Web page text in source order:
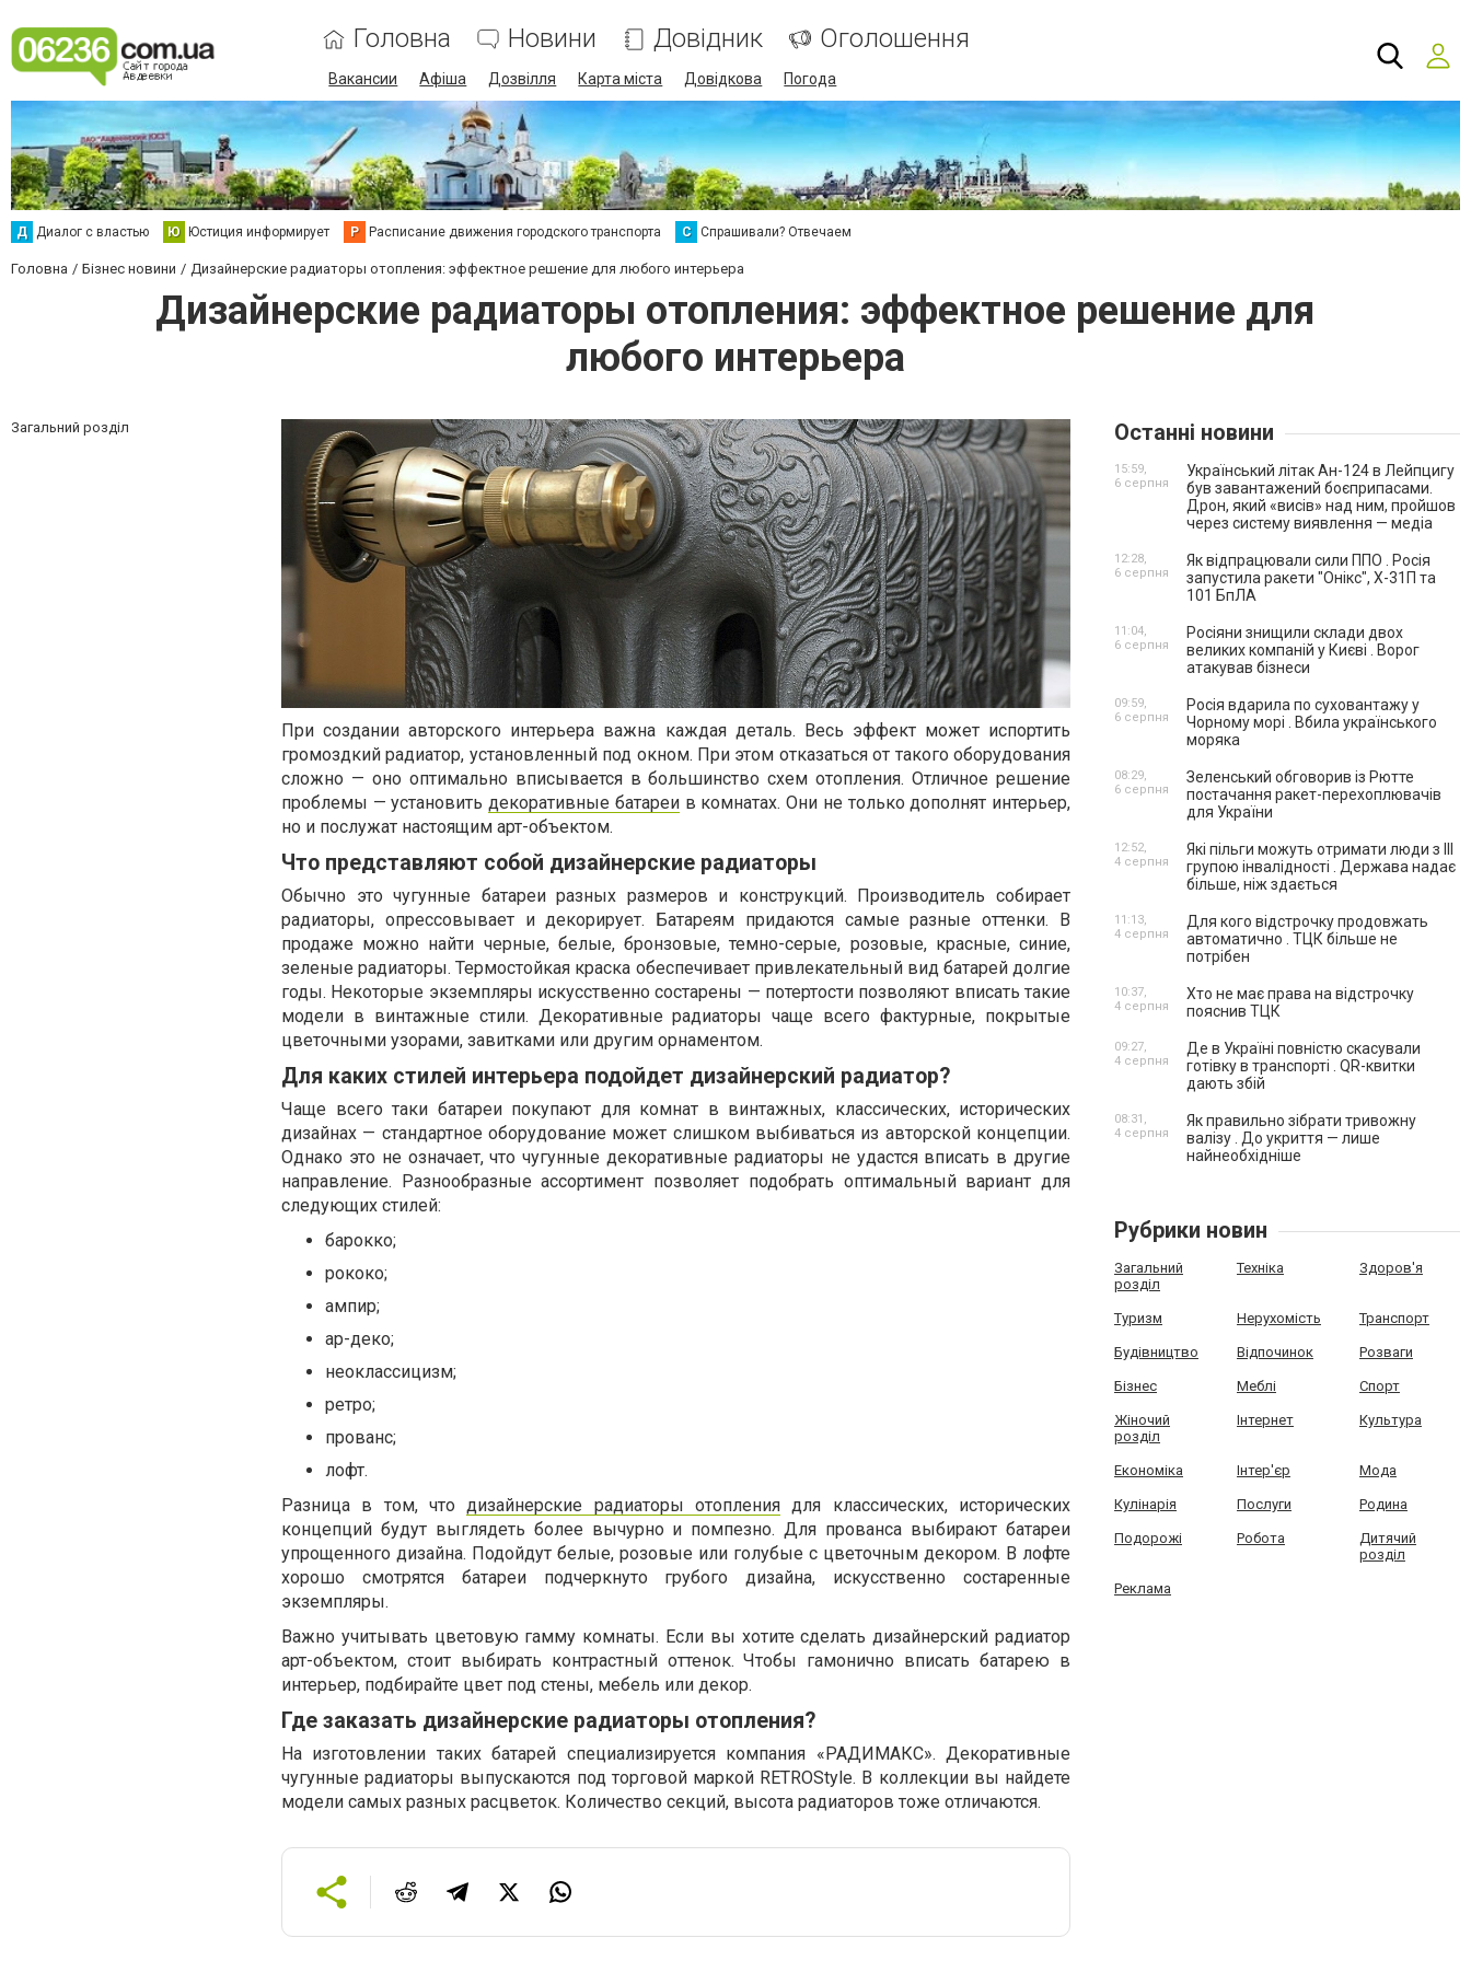
Головна Новини Довідник Оголошення
Вакансии Афіша Дозвілля Карта міста Довідкова Погода
Д Диалог с властью Ю Юстиция информирует Р Расписание движения городского транспорта С Спрашивали? Отвечаем
Головна Бізнес новини Дизайнерские радиаторы отопления: эффектное решение для любого интерьера
Дизайнерские радиаторы отопления: эффектное решение для
любого интерьера
Загальний розділ
При создании авторского интерьера важна каждая деталь. Весь эффект может испортить
громоздкий радиатор, установленный под окном. При этом отказаться от такого оборудования
сложно — оно оптимально вписывается в большинство схем отопления. Отличное решение
проблемы — установитьдекоративные батареив комнатах. Они не только дополнят интерьер,
но и послужат настоящим арт-объектом.
Что представляют собой дизайнерские радиаторы
Обычно это чугунные батареи разных размеров и конструкций. Производитель собирает
радиаторы, опрессовывает и декорирует. Батареям придаются самые разные оттенки. В
продаже можно найти черные, белые, бронзовые, темно-серые, розовые, красные, синие,
зеленые радиаторы. Термостойкая краска обеспечивает привлекательный вид батарей долгие
годы. Некоторые экземпляры искусственно состарены — потертости позволяют вписать такие
модели в винтажные стили. Декоративные радиаторы чаще всего фактурные, покрытые
цветочными узорами, завитками или другим орнаментом.
Для каких стилей интерьера подойдет дизайнерский радиатор?
Чаще всего таки батареи покупают для комнат в винтажных, классических, исторических
дизайнах — стандартное оборудование может слишком выбиваться из авторской концепции.
Однако это не означает, что чугунные декоративные радиаторы не удастся вписать в другие
направление. Разнообразные ассортимент позволяет подобрать оптимальный вариант для
следующих стилей:
барокко;
рококо;
ампир;
ар-деко;
неоклассицизм;
ретро;
прованс;
лофт.
Разница в том, чтодизайнерские радиаторы отопления для классических, исторических
концепций будут выглядеть более вычурно и помпезно. Для прованса выбирают батареи
упрощенного дизайна. Подойдут белые, розовые или голубые с цветочным декором. В лофте
хорошо смотрятся батареи подчеркнуто грубого дизайна, искусственно состаренные
экземпляры.
Важно учитывать цветовую гамму комнаты. Если вы хотите сделать дизайнерский радиатор
арт-объектом, стоит выбирать контрастный оттенок. Чтобы гамонично вписать батарею в
интерьер, подбирайте цвет под стены, мебель или декор.
Где заказать дизайнерские радиаторы отопления?
На изготовлении таких батарей специализируется компания «РАДИМАКС». Декоративные
чугунные радиаторы выпускаются под торговой маркой RETROStyle. В коллекции вы найдете
модели самых разных расцветок. Количество секций, высота радиаторов тоже отличаются.
Останні новини
Український літак Ан-124 в Лейпцигу
був завантажений боєприпасами.
Дрон, який «висів» над ним, пройшов
через систему виявлення — медіа
15:59,
6 серпня
Як відпрацювали сили ППО . Росія
запустила ракети "Онікс", Х-31П та
101 БпЛА
12:28,
6 серпня
Росіяни знищили склади двох
великих компаній у Києві . Ворог
атакував бізнеси
11:04,
6 серпня
Росія вдарила по суховантажу у
Чорному морі . Вбила українського
моряка
09:59,
6 серпня
Зеленський обговорив із Рютте
постачання ракет-перехоплювачів
для України
08:29,
6 серпня
Які пільги можуть отримати люди з III
групою інвалідності . Держава надає
більше, ніж здається
12:52,
4 серпня
Для кого відстрочку продовжать
автоматично . ТЦК більше не
потрібен
11:13,
4 серпня
Хто не має права на відстрочку
пояснив ТЦК
10:37,
4 серпня
Де в Україні повністю скасували
готівку в транспорті . QR-квитки
дають збій
09:27,
4 серпня
Як правильно зібрати тривожну
валізу . До укриття — лише
найнеобхідніше
08:31,
4 серпня
Рубрики новин
Загальний
розділ
Техніка Здоров'я
Туризм Нерухомість Транспорт
Будівництво Відпочинок Розваги
Бізнес Меблі Спорт
Жіночий
розділ
Інтернет Культура
Економіка Інтер'єр Мода
Кулінарія Послуги Родина
Подорожі Робота
Дитячий
розділ
Реклама